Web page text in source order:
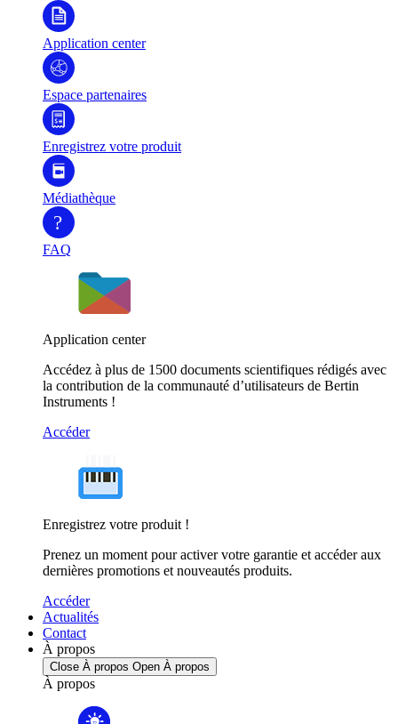
Application center
Espace partenaires
Enregistrez votre produit
Médiathèque
?
FAQ
Application center
Accédez à plus de 1500 documents scientifiques rédigés avec
la contribution de la communauté d’utilisateurs de Bertin
Instruments !
Accéder
Enregistrez votre produit !
Prenez un moment pour activer votre garantie et accéder aux
dernières promotions et nouveautés produits.
Accéder
Actualités
Contact
À propos
Close À propos Open À propos
À propos